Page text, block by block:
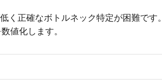
く正確なボトルネック特定が困難です。
値化します。